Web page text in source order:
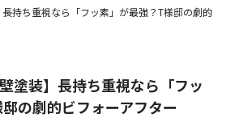
長持ち重視なら「フッ素」が最強？T様邸の劇的
壁塗装】長持ち重視なら「フッ
の劇的ビフォーアフター